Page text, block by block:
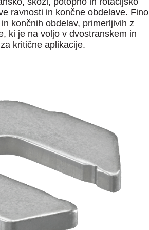
ravnosti in končne obdelave. Fino
končnih obdelav, primerljivih z
ki je na voljo v dvostranskem in
kritične aplikacije.